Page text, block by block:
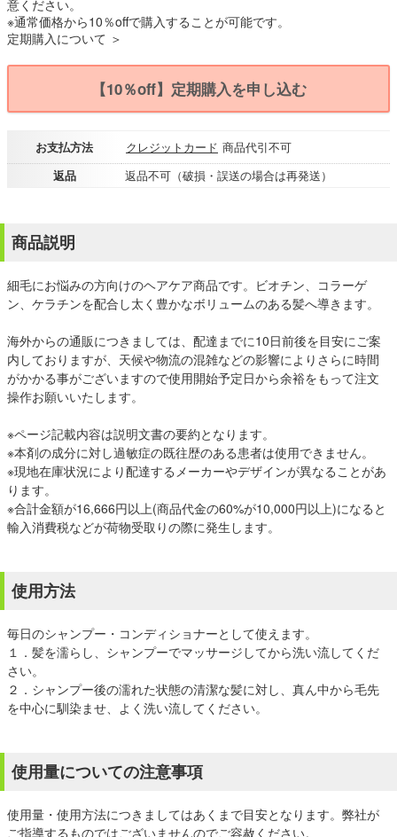
意ください。
※通常価格から10％offで購入することが可能です。
定期購入について ＞
【10％off】定期購入を申し込む
お支払方法 クレジットカード 商品代引不可
返品
返品不可（破損・誤送の場合は再発送）
商品説明
細毛にお悩みの方向けのヘアケア商品です。ビオチン、コラーゲ
ン、ケラチンを配合し太く豊かなボリュームのある髪へ導きます。
海外からの通販につきましては、配達までに10日前後を目安にご案
内しておりますが、天候や物流の混雑などの影響によりさらに時間
がかかる事がございますので使用開始予定日から余裕をもって注文
操作お願いいたします。
※ページ記載内容は説明文書の要約となります。
※本剤の成分に対し過敏症の既往歴のある患者は使用できません。
※現地在庫状況により配達するメーカーやデザインが異なることがあ
ります。
※合計金額が16,666円以上(商品代金の60%が10,000円以上)になると
輸入消費税などが荷物受取りの際に発生します。
使用方法
毎日のシャンプー・コンディショナーとして使えます。
１．髪を濡らし、シャンプーでマッサージしてから洗い流してくだ
さい。
２．シャンプー後の濡れた状態の清潔な髪に対し、真ん中から毛先
を中心に馴染ませ、よく洗い流してください。
使用量についての注意事項
使用量・使用方法につきましてはあくまで目安となります。弊社が
ご指導するものではございませんのでご容赦ください。